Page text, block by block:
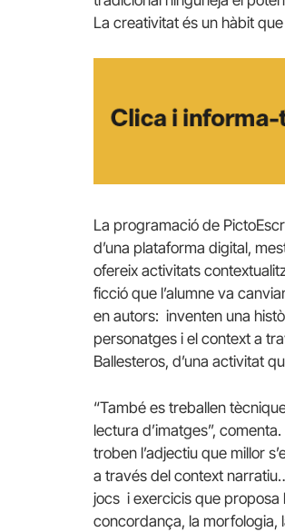
La creativitat és un hàbit que
La programació de
d’una plataforma digital,
ofereix activitats
ficció que l’alumne va
en autors: inventen una
personatges i el context a
Ballesteros, d’una activitat
“També es treballen
lectura d’imatges”,
troben l’adjectiu que millor
a través del context
jocs i exercicis que proposa
concordança, la morfologia,